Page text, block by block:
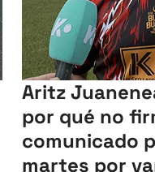
Aritz
por qué no
comunicado
martes por